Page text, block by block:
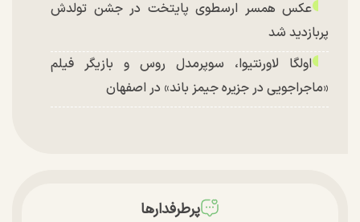
عکس همسر ارسطوی پایتخت در جشن تولدش
پربازدید شد
اولگا لاورنتیوا، سوپرمدل روس و بازیگر فیلم
«ماجراجویی در جزیره جیمز باند» در اصفهان
پرطرفدارها